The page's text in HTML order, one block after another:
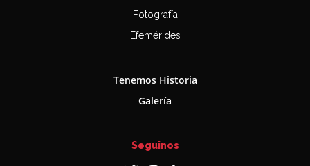
Fotografía
Efemérides
Tenemos Historia
Galería
Seguinos